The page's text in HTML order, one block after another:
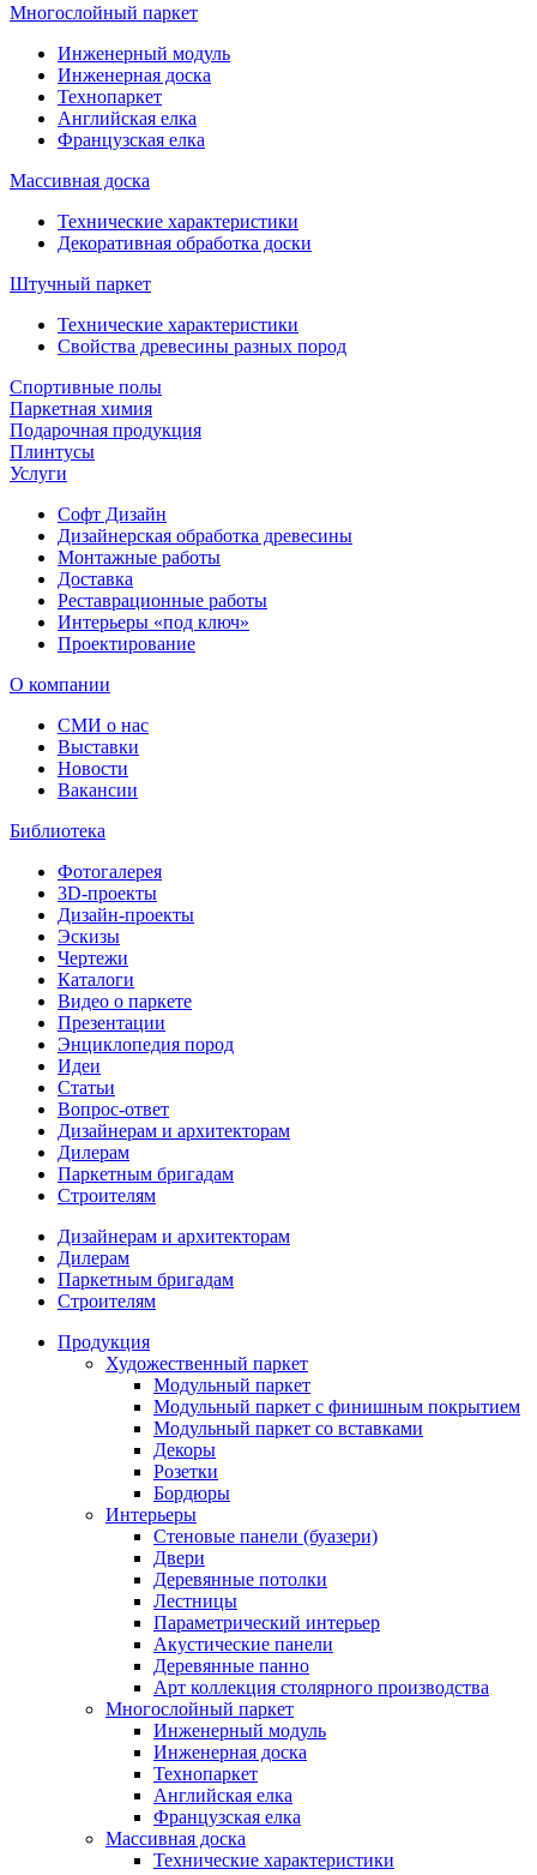
Многослойный паркет
Инженерный модуль
Инженерная доска
Технопаркет
Английская елка
Французская елка
Массивная доска
Технические характеристики
Декоративная обработка доски
Штучный паркет
Технические характеристики
Свойства древесины разных пород
Спортивные полы
Паркетная химия
Подарочная продукция
Плинтусы
Услуги
Софт Дизайн
Дизайнерская обработка древесины
Монтажные работы
Доставка
Реставрационные работы
Интерьеры «под ключ»
Проектирование
О компании
СМИ о нас
Выставки
Новости
Вакансии
Библиотека
Фотогалерея
3D-проекты
Дизайн-проекты
Эскизы
Чертежи
Каталоги
Видео о паркете
Презентации
Энциклопедия пород
Идеи
Статьи
Вопрос-ответ
Дизайнерам и архитекторам
Дилерам
Паркетным бригадам
Строителям
Дизайнерам и архитекторам
Дилерам
Паркетным бригадам
Строителям
Продукция
Художественный паркет
Модульный паркет
Модульный паркет с финишным покрытием
Модульный паркет со вставками
Декоры
Розетки
Бордюры
Интерьеры
Стеновые панели (буазери)
Двери
Деревянные потолки
Лестницы
Параметрический интерьер
Акустические панели
Деревянные панно
Арт коллекция столярного производства
Многослойный паркет
Инженерный модуль
Инженерная доска
Технопаркет
Английская елка
Французская елка
Массивная доска
Технические характеристики